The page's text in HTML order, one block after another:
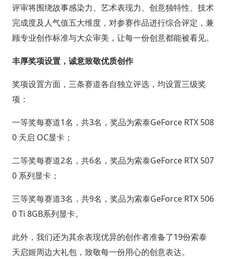
评审将围绕故事感染力、艺术表现力、创意独特性、技术
完成度及人气值五大维度，对参赛作品进行综合评定，兼
顾专业创作标准与大众审美，让每一份创意都能被看见。
丰厚奖项设置，诚意致敬优质创作
奖项设置方面，三条赛道各自独立评选，均设置三级奖
项：
一等奖每赛道1名，共3名，奖品为索泰GeForce RTX 508
0 天启 OC显卡；
二等奖每赛道2名，共6名，奖品为索泰GeForce RTX 507
0 系列显卡；
三等奖每赛道3名，共9名，奖品为索泰GeForce RTX 506
0 Ti 8GB系列显卡。
此外，我们还为其余表现优异的创作者准备了19份索泰
天启姬周边大礼包，致敬每一份用心的创意表达。